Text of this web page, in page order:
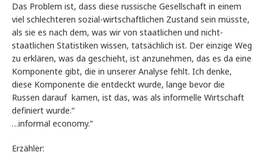
Das Problem ist, dass diese russische Gesellschaft in einem
viel schlechteren sozial-wirtschaftlichen Zustand sein müsste,
als sie es nach dem, was wir von staatlichen und nicht-
staatlichen Statistiken wissen, tatsächlich ist. Der einzige Weg
zu erklären, was da geschieht, ist anzunehmen, das es da eine
Komponente gibt, die in unserer Analyse fehlt. Ich denke,
diese Komponente die entdeckt wurde, lange bevor die
Russen darauf kamen, ist das, was als informelle Wirtschaft
definiert wurde.“
…informal economy.“
Erzähler: